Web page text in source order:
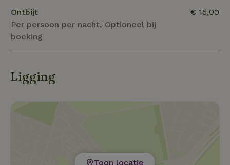
korte, gemarkeerde paden tot lange tochten door
bossen en valleien.
Ontbijt
Per persoon per nacht, Optioneel bij
boeking
€ 15,00
Ligging
Toon locatie